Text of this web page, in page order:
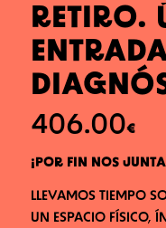
RETIRO.
406.00€
¡POR FIN NOS
LLEVAMOS TIEMPO
UN ESPACIO FÍSICO,